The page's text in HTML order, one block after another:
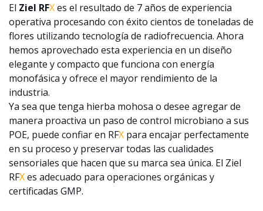
El Ziel RFXes el resultado de 7 años de experiencia
operativa procesando con éxito cientos de toneladas de
flores utilizando tecnología de radiofrecuencia. Ahora
hemos aprovechado esta experiencia en un diseño
elegante y compacto que funciona con energía
monofásica y ofrece el mayor rendimiento de la
industria.
Ya sea que tenga hierba mohosa o desee agregar de
manera proactiva un paso de control microbiano a sus
POE, puede confiar en RFX para encajar perfectamente
en su proceso y preservar todas las cualidades
sensoriales que hacen que su marca sea única. El Ziel
RFXes adecuado para operaciones orgánicas y
certificadas GMP.